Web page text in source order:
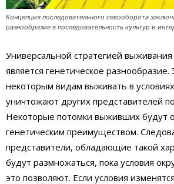
Концепция последовательного севооборота
разнообразие в последовательность культур и
Универсальной стратегией
является генетическое разнообразие.
некоторым видам выживать в
уничтожают других представителей
Некоторые потомки выживших будут
генетическим преимуществом.
представители, обладающие такой
будут размножаться, пока условия
это позволяют. Если условия